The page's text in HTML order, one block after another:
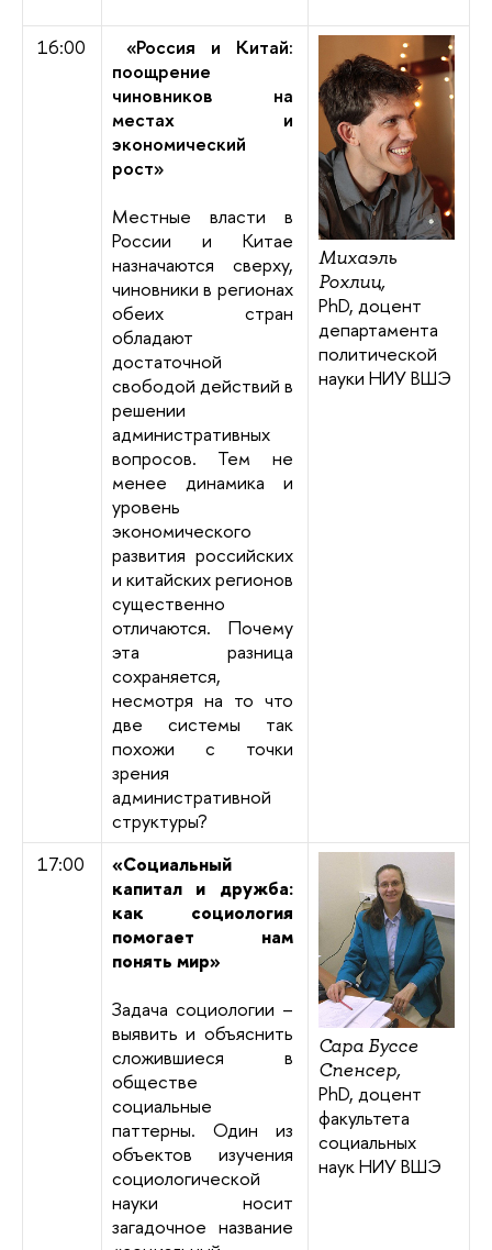
16:00
«Россия и Китай:
поощрение
чиновников на
местах и
экономический
рост»
Местные власти в
России и Китае
назначаются сверху,
чиновники в регионах
обеих стран
обладают
достаточной
свободой действий в
решении
административных
вопросов. Тем не
менее динамика и
уровень
экономического
развития российских
и китайских регионов
существенно
отличаются. Почему
эта разница
сохраняется,
несмотря на то что
две системы так
похожи с точки
зрения
административной
структуры?
Михаэль
Рохлиц,
PhD, доцент
департамента
политической
науки НИУ ВШЭ
17:00
«Социальный
капитал и дружба:
как социология
помогает нам
понять мир»
Задача социологии –
выявить и объяснить
сложившиеся в
обществе
социальные
паттерны. Один из
объектов изучения
социологической
науки носит
загадочное название
Сара Буссе
Спенсер,
PhD, доцент
факультета
социальных
наук НИУ ВШЭ